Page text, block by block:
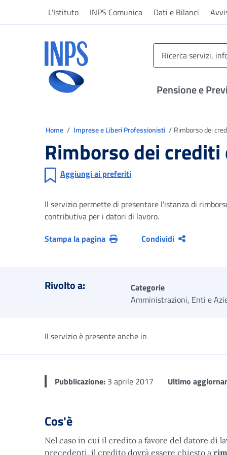
L'Istituto INPS Comunica Dati e Bilanci
Pensione e
Home Imprese e Liberi Professionisti Rimborso dei
Rimborso dei
Aggiungi ai preferiti
Il servizio permette di presentare l'istanza di
contributiva per i datori di lavoro.
Stampa la pagina
Condividi
Rivolto a:
Categorie
Amministrazioni, Enti e
Il servizio è presente anche in
Pubblicazione: 3 aprile 2017 Ultimo
Cos'è
Nel caso in cui il credito a favore del datore di
precedenti, il credito dovrà essere chiesto a